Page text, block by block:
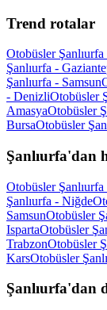
Trend rotalar
Otobüsler
Şanlıurfa -
Şanlıurfa - Samsun
- DenizliOtobüsler
AmasyaOtobüsler
BursaOtobüsler
Şanlıurfa'dan
Otobüsler
Şanlıurfa - Niğde
SamsunOtobüsler
IspartaOtobüsler
TrabzonOtobüsler
KarsOtobüsler
Şanlıurfa'dan